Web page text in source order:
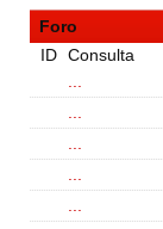
Foro
ID Consulta